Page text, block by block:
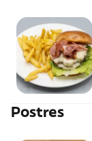
Postres